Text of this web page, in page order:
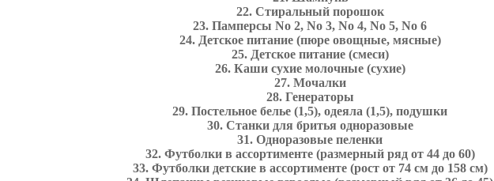
22. Стиральный порошок
23. Памперсы No 2, No 3, No 4, No 5, No 6
24. Детское питание (пюре овощные, мясные)
25. Детское питание (смеси)
26. Каши сухие молочные (сухие)
27. Мочалки
28. Генераторы
29. Постельное белье (1,5), одеяла (1,5), подушки
30. Станки для бритья одноразовые
31. Одноразовые пеленки
32. Футболки в ассортименте (размерный ряд от 44 до 60)
33. Футболки детские в ассортименте (рост от 74 см до 158 см)